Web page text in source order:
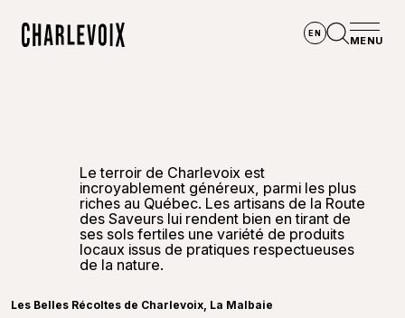
EN
MENU
Le terroir de Charlevoix est
incroyablement généreux, parmi les plus
riches au Québec. Les artisans de la Route
des Saveurs lui rendent bien en tirant de
ses sols fertiles une variété de produits
locaux issus de pratiques respectueuses
de la nature.
Les Belles Récoltes de Charlevoix, La Malbaie